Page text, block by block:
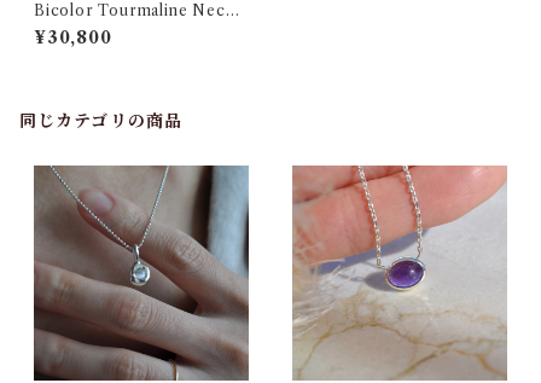
Bicolor Tourmaline Neckla
ce バイカラートルマリン ハー
ト ネックレス
¥30,800
同じカテゴリの商品